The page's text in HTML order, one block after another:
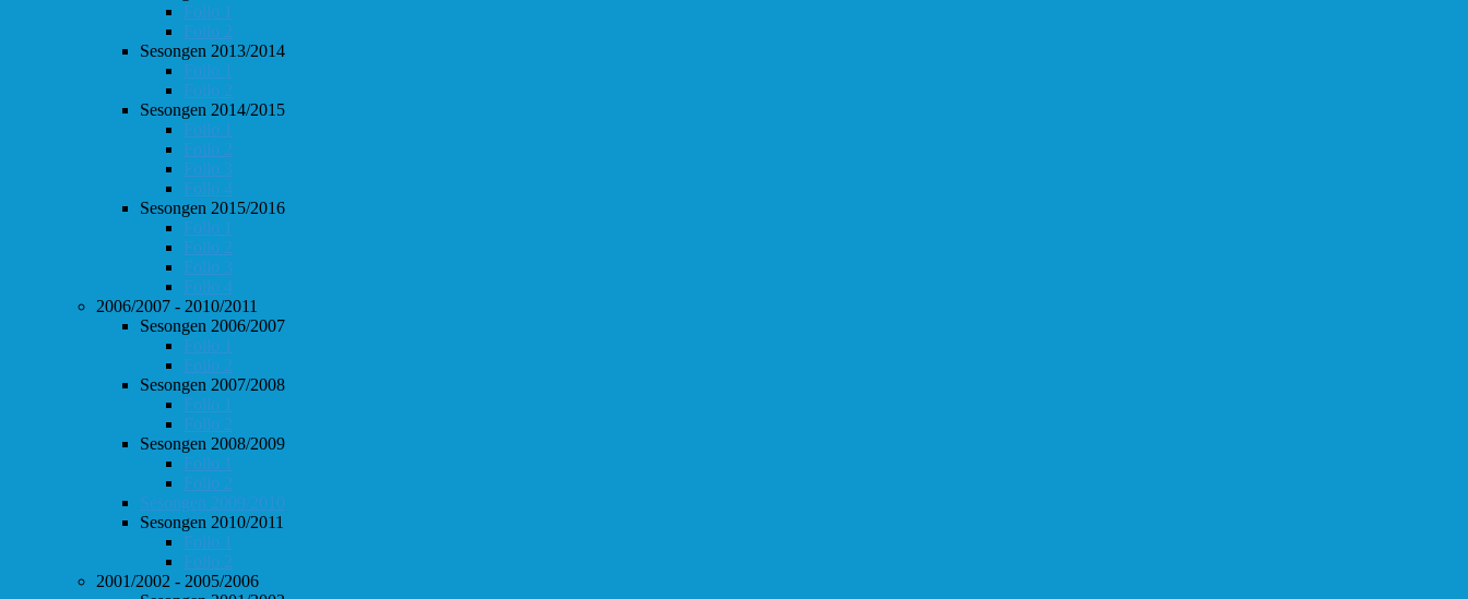
Follo 1
Follo 2
Sesongen 2013/2014
Follo 1
Follo 2
Sesongen 2014/2015
Follo 1
Follo 2
Follo 3
Follo 4
Sesongen 2015/2016
Follo 1
Follo 2
Follo 3
Follo 4
2006/2007 - 2010/2011
Sesongen 2006/2007
Follo 1
Follo 2
Sesongen 2007/2008
Follo 1
Follo 2
Sesongen 2008/2009
Follo 1
Follo 2
Sesongen 2009/2010
Sesongen 2010/2011
Follo 1
Follo 2
2001/2002 - 2005/2006